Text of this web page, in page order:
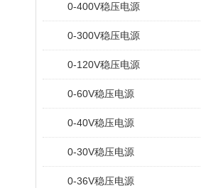
0-400V稳压电源
0-300V稳压电源
0-120V稳压电源
0-60V稳压电源
0-40V稳压电源
0-30V稳压电源
0-36V稳压电源